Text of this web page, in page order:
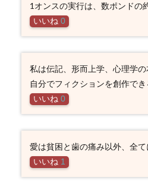
1オンスの実行は、数ポンドの
いいね 0
私は伝記、形而上学、心理学
自分でフィクションを創作でき
いいね 0
愛は貧困と歯の痛み以外、全
いいね 1